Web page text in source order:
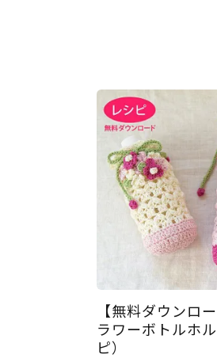
【無料ダウンロ
ラワーボトルホ
ピ）